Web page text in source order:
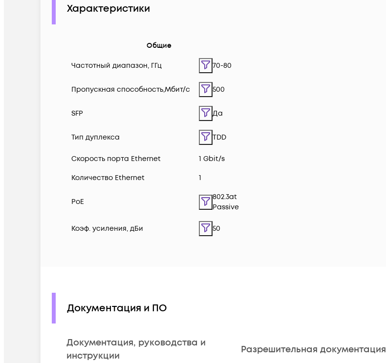
Характеристики
Общие
Частотный диапазон, ГГц 70-80
Пропускная способность,Мбит/с 500
SFP Да
Тип дуплекса TDD
Скорость порта Ethernet 1 Gbit/s
Количество Ethernet 1
PoE
802.3at
Passive
Коэф. усиления, дБи 50
Документация и ПО
Документация, руководства и
инструкции
Разрешительная документация